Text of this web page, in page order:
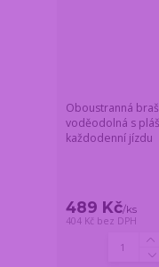
Oboustranná
voděodolná s
každodenní jízdu
489 Kč/ks
404 Kč bez DPH